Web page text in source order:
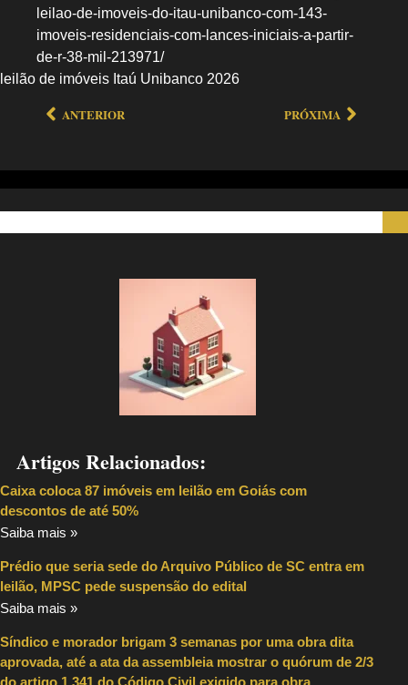
leilao-de-imoveis-do-itau-unibanco-com-143-
imoveis-residenciais-com-lances-iniciais-a-partir-
de-r-38-mil-213971/
leilão de imóveis Itaú Unibanco 2026
ANTERIOR PRÓXIMA
Artigos Relacionados:
Caixa coloca 87 imóveis em leilão em Goiás com
descontos de até 50%
Saiba mais »
Prédio que seria sede do Arquivo Público de SC entra em
leilão, MPSC pede suspensão do edital
Saiba mais »
Síndico e morador brigam 3 semanas por uma obra dita
aprovada, até a ata da assembleia mostrar o quórum de 2/3